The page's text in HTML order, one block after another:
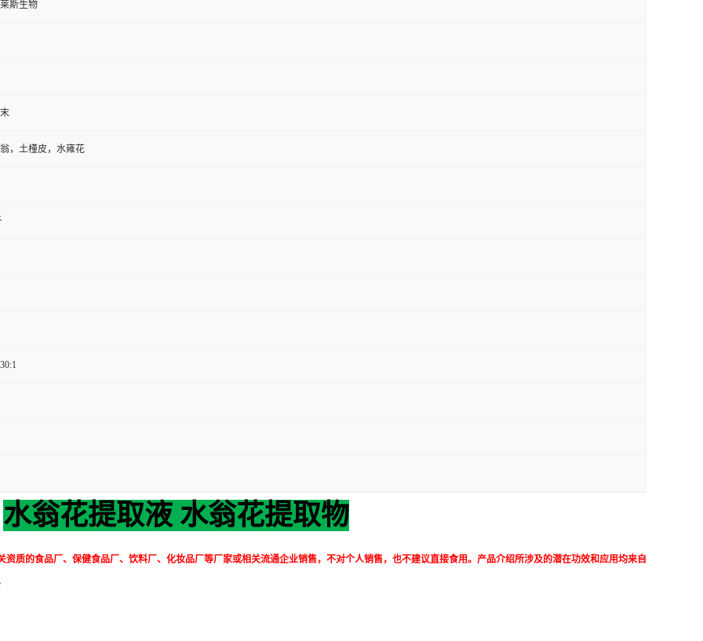
斯生物
，土槿皮，水雍花
水翁花提取液 水翁花提取物
质的食品厂、保健食品厂、饮料厂、化妆品厂等厂家或相关流通企业销售，不对个人销售，也不建议直接食用。产品介绍所涉及的潜在功效和应用均来自